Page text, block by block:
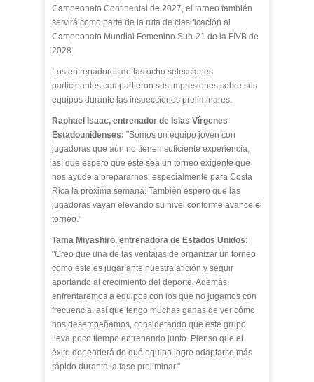
Campeonato Continental de 2027, el torneo también
servirá como parte de la ruta de clasificación al
Campeonato Mundial Femenino Sub-21 de la FIVB de
2028.
Los entrenadores de las ocho selecciones
participantes compartieron sus impresiones sobre sus
equipos durante las inspecciones preliminares.
Raphael Isaac, entrenador de Islas Vírgenes
Estadounidenses: "Somos un equipo joven con
jugadoras que aún no tienen suficiente experiencia,
así que espero que este sea un torneo exigente que
nos ayude a prepararnos, especialmente para Costa
Rica la próxima semana. También espero que las
jugadoras vayan elevando su nivel conforme avance el
torneo."
Tama Miyashiro, entrenadora de Estados Unidos:
"Creo que una de las ventajas de organizar un torneo
como este es jugar ante nuestra afición y seguir
aportando al crecimiento del deporte. Además,
enfrentaremos a equipos con los que no jugamos con
frecuencia, así que tengo muchas ganas de ver cómo
nos desempeñamos, considerando que este grupo
lleva poco tiempo entrenando junto. Pienso que el
éxito dependerá de qué equipo logre adaptarse más
rápido durante la fase preliminar."